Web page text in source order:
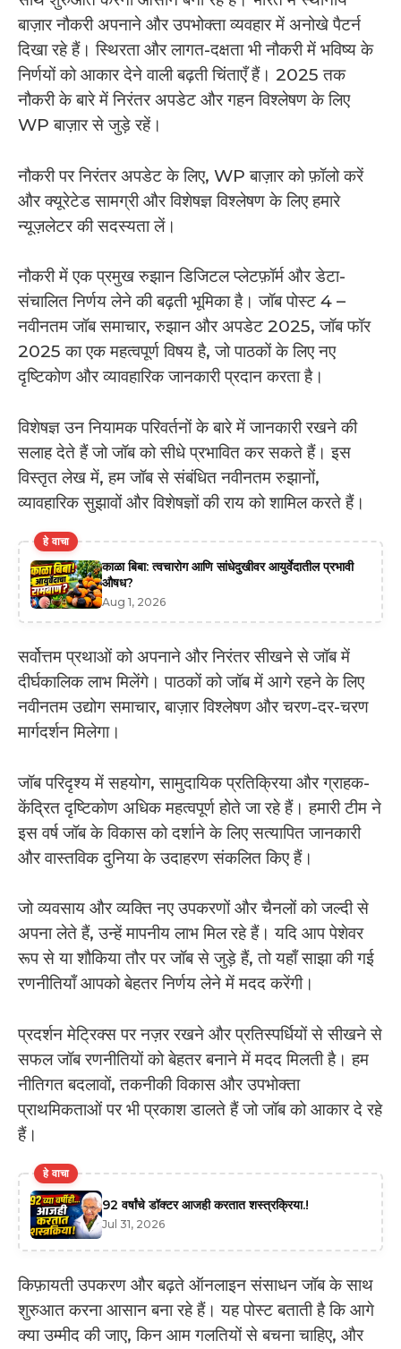
बाज़ार नौकरी अपनाने और उपभोक्ता व्यवहार में अनोखे पैटर्न
दिखा रहे हैं। स्थिरता और लागत-दक्षता भी नौकरी में भविष्य के
निर्णयों को आकार देने वाली बढ़ती चिंताएँ हैं। 2025 तक
नौकरी के बारे में निरंतर अपडेट और गहन विश्लेषण के लिए
WP बाज़ार से जुड़े रहें।
नौकरी पर निरंतर अपडेट के लिए, WP बाज़ार को फ़ॉलो करें
और क्यूरेटेड सामग्री और विशेषज्ञ विश्लेषण के लिए हमारे
न्यूज़लेटर की सदस्यता लें।
नौकरी में एक प्रमुख रुझान डिजिटल प्लेटफ़ॉर्म और डेटा-
संचालित निर्णय लेने की बढ़ती भूमिका है। जॉब पोस्ट 4 –
नवीनतम जॉब समाचार, रुझान और अपडेट 2025, जॉब फॉर
2025 का एक महत्वपूर्ण विषय है, जो पाठकों के लिए नए
दृष्टिकोण और व्यावहारिक जानकारी प्रदान करता है।
विशेषज्ञ उन नियामक परिवर्तनों के बारे में जानकारी रखने की
सलाह देते हैं जो जॉब को सीधे प्रभावित कर सकते हैं। इस
विस्तृत लेख में, हम जॉब से संबंधित नवीनतम रुझानों,
व्यावहारिक सुझावों और विशेषज्ञों की राय को शामिल करते हैं।
हे वाचा
काळा बिबा: त्वचारोग आणि सांधेदुखीवर आयुर्वेदातील प्रभावी
औषध?
Aug 1, 2026
सर्वोत्तम प्रथाओं को अपनाने और निरंतर सीखने से जॉब में
दीर्घकालिक लाभ मिलेंगे। पाठकों को जॉब में आगे रहने के लिए
नवीनतम उद्योग समाचार, बाज़ार विश्लेषण और चरण-दर-चरण
मार्गदर्शन मिलेगा।
जॉब परिदृश्य में सहयोग, सामुदायिक प्रतिक्रिया और ग्राहक-
केंद्रित दृष्टिकोण अधिक महत्वपूर्ण होते जा रहे हैं। हमारी टीम ने
इस वर्ष जॉब के विकास को दर्शाने के लिए सत्यापित जानकारी
और वास्तविक दुनिया के उदाहरण संकलित किए हैं।
जो व्यवसाय और व्यक्ति नए उपकरणों और चैनलों को जल्दी से
अपना लेते हैं, उन्हें मापनीय लाभ मिल रहे हैं। यदि आप पेशेवर
रूप से या शौकिया तौर पर जॉब से जुड़े हैं, तो यहाँ साझा की गई
रणनीतियाँ आपको बेहतर निर्णय लेने में मदद करेंगी।
प्रदर्शन मेट्रिक्स पर नज़र रखने और प्रतिस्पर्धियों से सीखने से
सफल जॉब रणनीतियों को बेहतर बनाने में मदद मिलती है। हम
नीतिगत बदलावों, तकनीकी विकास और उपभोक्ता
प्राथमिकताओं पर भी प्रकाश डालते हैं जो जॉब को आकार दे रहे
हैं।
हे वाचा
92 वर्षांचे डॉक्टर आजही करतात शस्त्रक्रिया.!
Jul 31, 2026
किफ़ायती उपकरण और बढ़ते ऑनलाइन संसाधन जॉब के साथ
शुरुआत करना आसान बना रहे हैं। यह पोस्ट बताती है कि आगे
क्या उम्मीद की जाए, किन आम गलतियों से बचना चाहिए, और